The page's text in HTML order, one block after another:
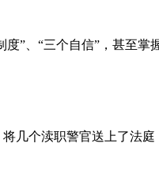
”、“三个自信”，甚至掌
几个渎职警官送上了法